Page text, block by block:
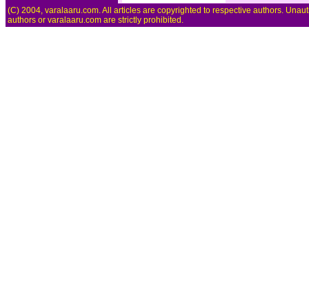
(C) 2004, varalaaru.com. All articles are copyrighted to respective authors.
authors or varalaaru.com are strictly prohibited.